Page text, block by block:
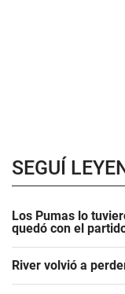
SEGUÍ
Los Pumas lo
quedó con el
River volvió a